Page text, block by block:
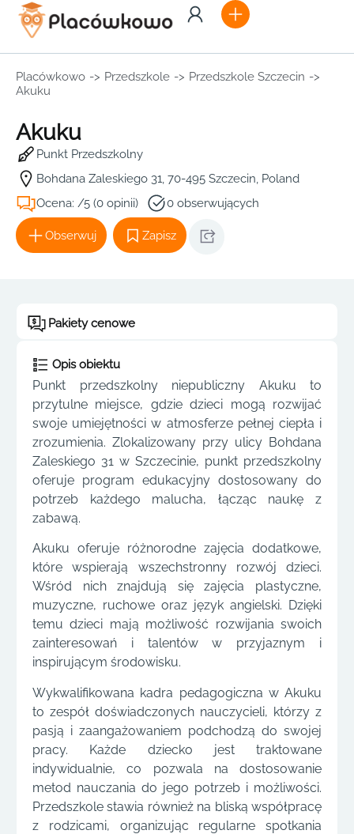
Placówkowo -> Przedszkole -> Przedszkole Szczecin ->
Akuku
Akuku
Punkt Przedszkolny
Bohdana Zaleskiego 31, 70-495 Szczecin, Poland
Ocena: /5 (0 opinii)
0 obserwujących
Obserwuj Zapisz
Pakiety cenowe
Opis obiektu
Punkt przedszkolny niepubliczny Akuku to
przytulne miejsce, gdzie dzieci mogą rozwijać
swoje umiejętności w atmosferze pełnej ciepła i
zrozumienia. Zlokalizowany przy ulicy Bohdana
Zaleskiego 31 w Szczecinie, punkt przedszkolny
oferuje program edukacyjny dostosowany do
potrzeb każdego malucha, łącząc naukę z
zabawą.
Akuku oferuje różnorodne zajęcia dodatkowe,
które wspierają wszechstronny rozwój dzieci.
Wśród nich znajdują się zajęcia plastyczne,
muzyczne, ruchowe oraz język angielski. Dzięki
temu dzieci mają możliwość rozwijania swoich
zainteresowań i talentów w przyjaznym i
inspirującym środowisku.
Wykwalifikowana kadra pedagogiczna w Akuku
to zespół doświadczonych nauczycieli, którzy z
pasją i zaangażowaniem podchodzą do swojej
pracy. Każde dziecko jest traktowane
indywidualnie, co pozwala na dostosowanie
metod nauczania do jego potrzeb i możliwości.
Przedszkole stawia również na bliską współpracę
z rodzicami, organizując regularne spotkania